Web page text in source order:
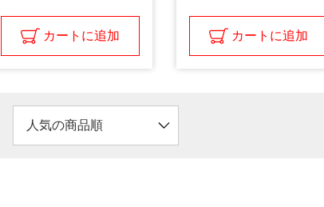
カートに追加 カートに追加
人気の商品順